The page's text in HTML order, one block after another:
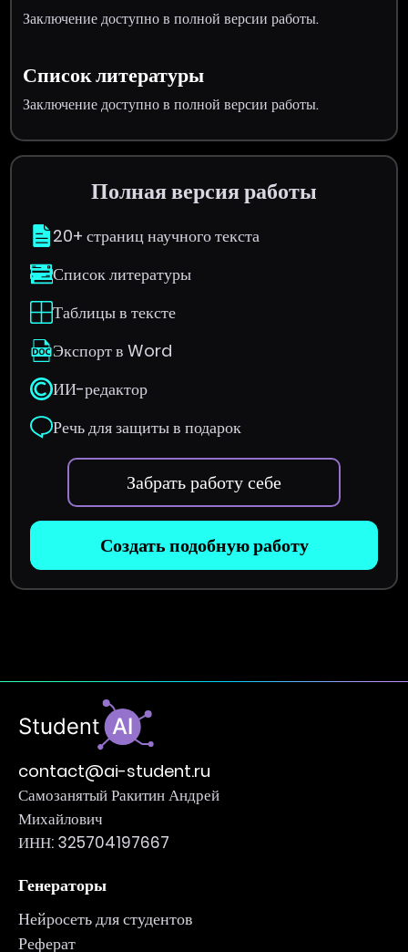
Заключение доступно в полной версии работы.
Список литературы
Заключение доступно в полной версии работы.
Полная версия работы
20+ страниц научного текста
Список литературы
Таблицы в тексте
Экспорт в Word
ИИ-редактор
Речь для защиты в подарок
Забрать работу себе
Создать подобную работу
contact@ai-student.ru
Самозанятый Ракитин Андрей
Михайлович
ИНН: 325704197667
Генераторы
Нейросеть для студентов
Реферат